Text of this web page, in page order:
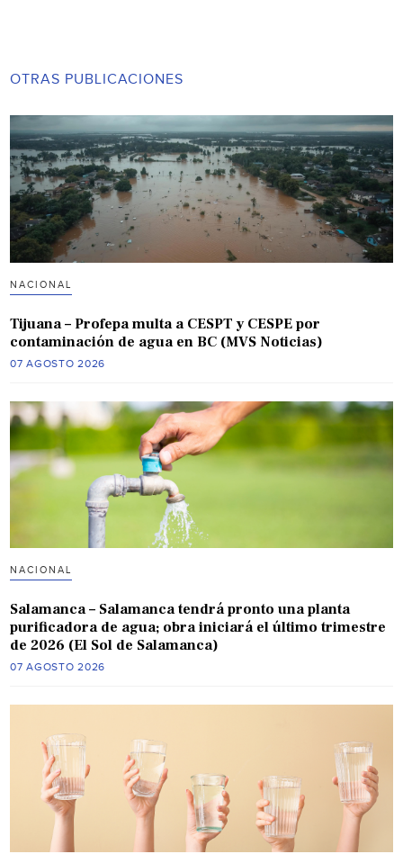
OTRAS PUBLICACIONES
NACIONAL
Tijuana – Profepa multa a CESPT y CESPE por
contaminación de agua en BC (MVS Noticias)
07 AGOSTO 2026
NACIONAL
Salamanca – Salamanca tendrá pronto una planta
purificadora de agua; obra iniciará el último trimestre
de 2026 (El Sol de Salamanca)
07 AGOSTO 2026